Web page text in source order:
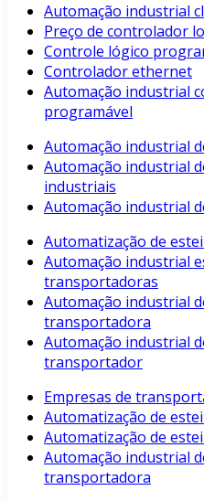
Automação industrial
Preço de controlador
Controle lógico
Controlador ethernet
Automação industrial
programável
Automação industrial
Automação industrial
industriais
Automação industrial
Automatização de
Automação industrial
transportadoras
Automação industrial
transportadora
Automação industrial
transportador
Empresas de
Automatização de
Automatização de
Automação industrial
transportadora